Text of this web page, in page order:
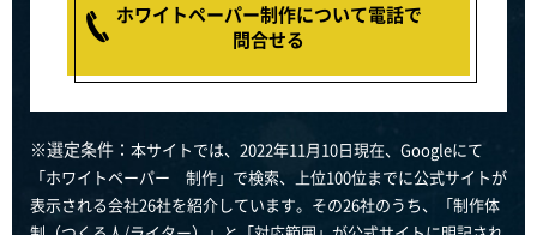
ホワイトペーパー制作について電話で
問合せる
※選定条件： 本サイトでは、2022年11月10日現在、Googleにて
「ホワイトペーパー 制作」で検索、上位100位までに公式サイトが
表示される会社26社を紹介しています。その26社のうち、「制作体